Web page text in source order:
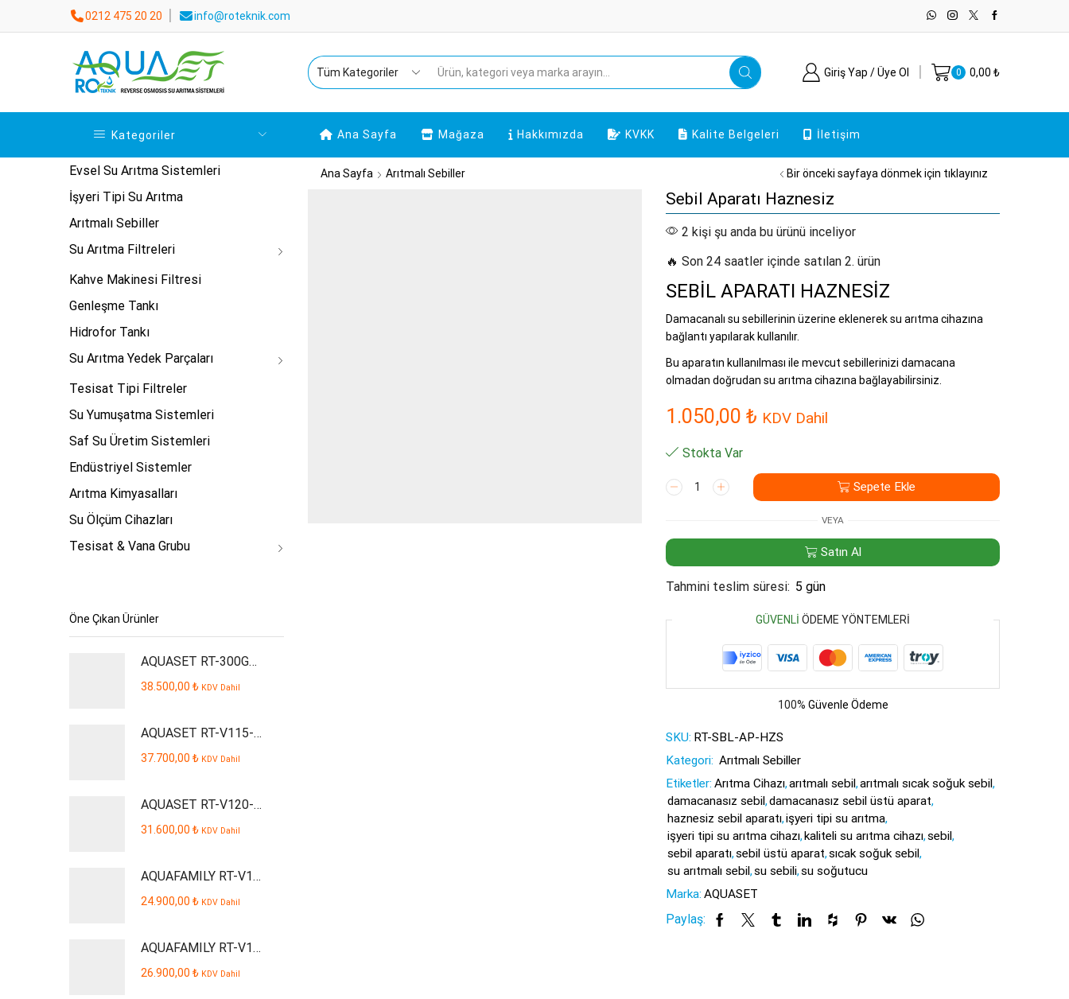
0212 475 20 20 info@roteknik.com
Arama
Giriş Yap / Üye Ol 0 0,00 ₺
Kategoriler Ana Sayfa Mağaza Hakkımızda KVKK Kalite Belgeleri İletişim
Ana Sayfa Arıtmalı Sebiller Bir önceki sayfaya dönmek için tıklayınız
Sebil Aparatı Haznesiz
2 kişi şu anda bu ürünü inceliyor
🔥 Son 24 saatler içinde satılan 2. ürün
SEBİL APARATI HAZNESİZ
Damacanalı su sebillerinin üzerine eklenerek su arıtma cihazına
bağlantı yapılarak kullanılır.
Bu aparatın kullanılması ile mevcut sebillerinizi damacana
olmadan doğrudan su arıtma cihazına bağlayabilirsiniz.
1.050,00 ₺ KDV Dahil
Stokta Var
Sebil
Aparatı
Sepete Ekle
VEYA
Satın Al
Tahmini teslim süresi: 5 gün
GÜVENLI ÖDEME YÖNTEMLERI
100% Güvenle Ödeme
SKU: RT-SBL-AP-HZS
Kategori: Arıtmalı Sebiller
Etiketler: Arıtma Cihazı,arıtmalı sebil,arıtmalı sıcak soğuk sebil,
damacanasız sebil,damacanasız sebil üstü aparat,
haznesiz sebil aparatı,işyeri tipi su arıtma,
işyeri tipi su arıtma cihazı,kaliteli su arıtma cihazı,sebil,
sebil aparatı,sebil üstü aparat,sıcak soğuk sebil,
su arıtmalı sebil,su sebili,su soğutucu
Marka: AQUASET
Paylaş:
Evsel Su Arıtma Sistemleri
İşyeri Tipi Su Arıtma
Arıtmalı Sebiller
Su Arıtma Filtreleri
Kahve Makinesi Filtresi
Genleşme Tankı
Hidrofor Tankı
Su Arıtma Yedek Parçaları
Tesisat Tipi Filtreler
Su Yumuşatma Sistemleri
Saf Su Üretim Sistemleri
Endüstriyel Sistemler
Arıtma Kimyasalları
Su Ölçüm Cihazları
Tesisat & Vana Grubu
Öne Çıkan Ürünler
AQUASET RT-300GPD Plus İşyeri Tipi Su Arıtma Cihazı
38.500,00 ₺ KDV Dahil
AQUASET RT-V115-P Smart Dijital Kabinli Pompalı Su Arıtma Cihazı
37.700,00 ₺ KDV Dahil
AQUASET RT-V120-P AQUSTA Smart Dijital Kabinli Pompalı Su Arıtma Cihazı
31.600,00 ₺ KDV Dahil
AQUAFAMILY RT-V109-P Smart Dijital Kabinli Pompalı Su Arıtma Cihazı
24.900,00 ₺ KDV Dahil
AQUAFAMILY RT-V110-P Smart Dijital Kabinli Pompalı Su Arıtma Cihazı
26.900,00 ₺ KDV Dahil